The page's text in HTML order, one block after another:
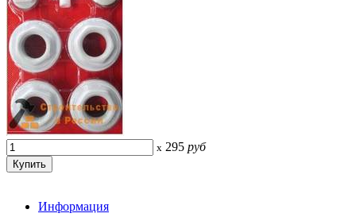
x 295 руб
Информация